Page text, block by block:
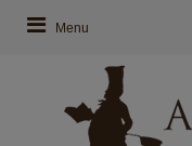
Menu